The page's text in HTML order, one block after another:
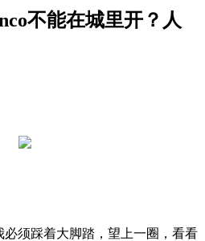
不能在城里开？人
必须踩着大脚踏，望上一圈，看看